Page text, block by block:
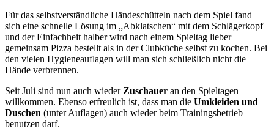
Für das selbstverständliche Händeschütteln nach dem Spiel fand
sich eine schnelle Lösung im „Abklatschen“ mit dem Schlägerkopf
und der Einfachheit halber wird nach einem Spieltag lieber
gemeinsam Pizza bestellt als in der Clubküche selbst zu kochen. Bei
den vielen Hygieneauflagen will man sich schließlich nicht die
Hände verbrennen.
Seit Juli sind nun auch wieder Zuschauer an den Spieltagen
willkommen. Ebenso erfreulich ist, dass man die Umkleiden und
Duschen (unter Auflagen) auch wieder beim Trainingsbetrieb
benutzen darf.